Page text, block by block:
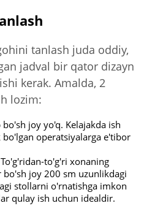
tanlash juda oddiy,
jadval bir qator dizayn
kerak. Amalda, 2
lozim:
joy yo'q. Kelajakda ish
operatsiyalarga e'tibor
to'g'ri xonaning
bo'sh joy 200 sm uzunlikdagi
stollarni o'rnatishga imkon
qulay ish uchun idealdir.